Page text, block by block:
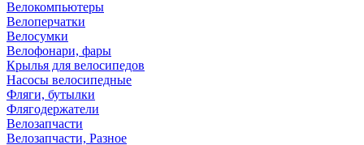
Велокомпьютеры
Велоперчатки
Велосумки
Велофонари, фары
Крылья для велосипедов
Насосы велосипедные
Фляги, бутылки
Флягодержатели
Велозапчасти
Велозапчасти, Разное